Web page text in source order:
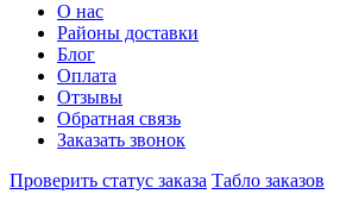
О нас
Районы доставки
Блог
Оплата
Отзывы
Обратная связь
Заказать звонок
Проверить статус заказа Табло заказов